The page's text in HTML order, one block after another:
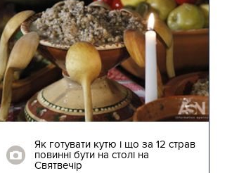
Повернення на Батьківщину.
Найбільш зворушливі кадри
зустрічі звільнених заручників